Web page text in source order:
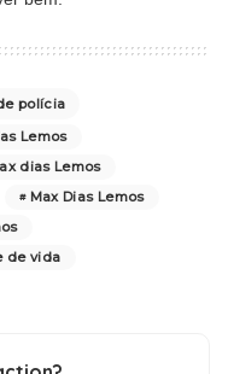
polícia
Lemos
dias Lemos
Max Dias Lemos
de vida